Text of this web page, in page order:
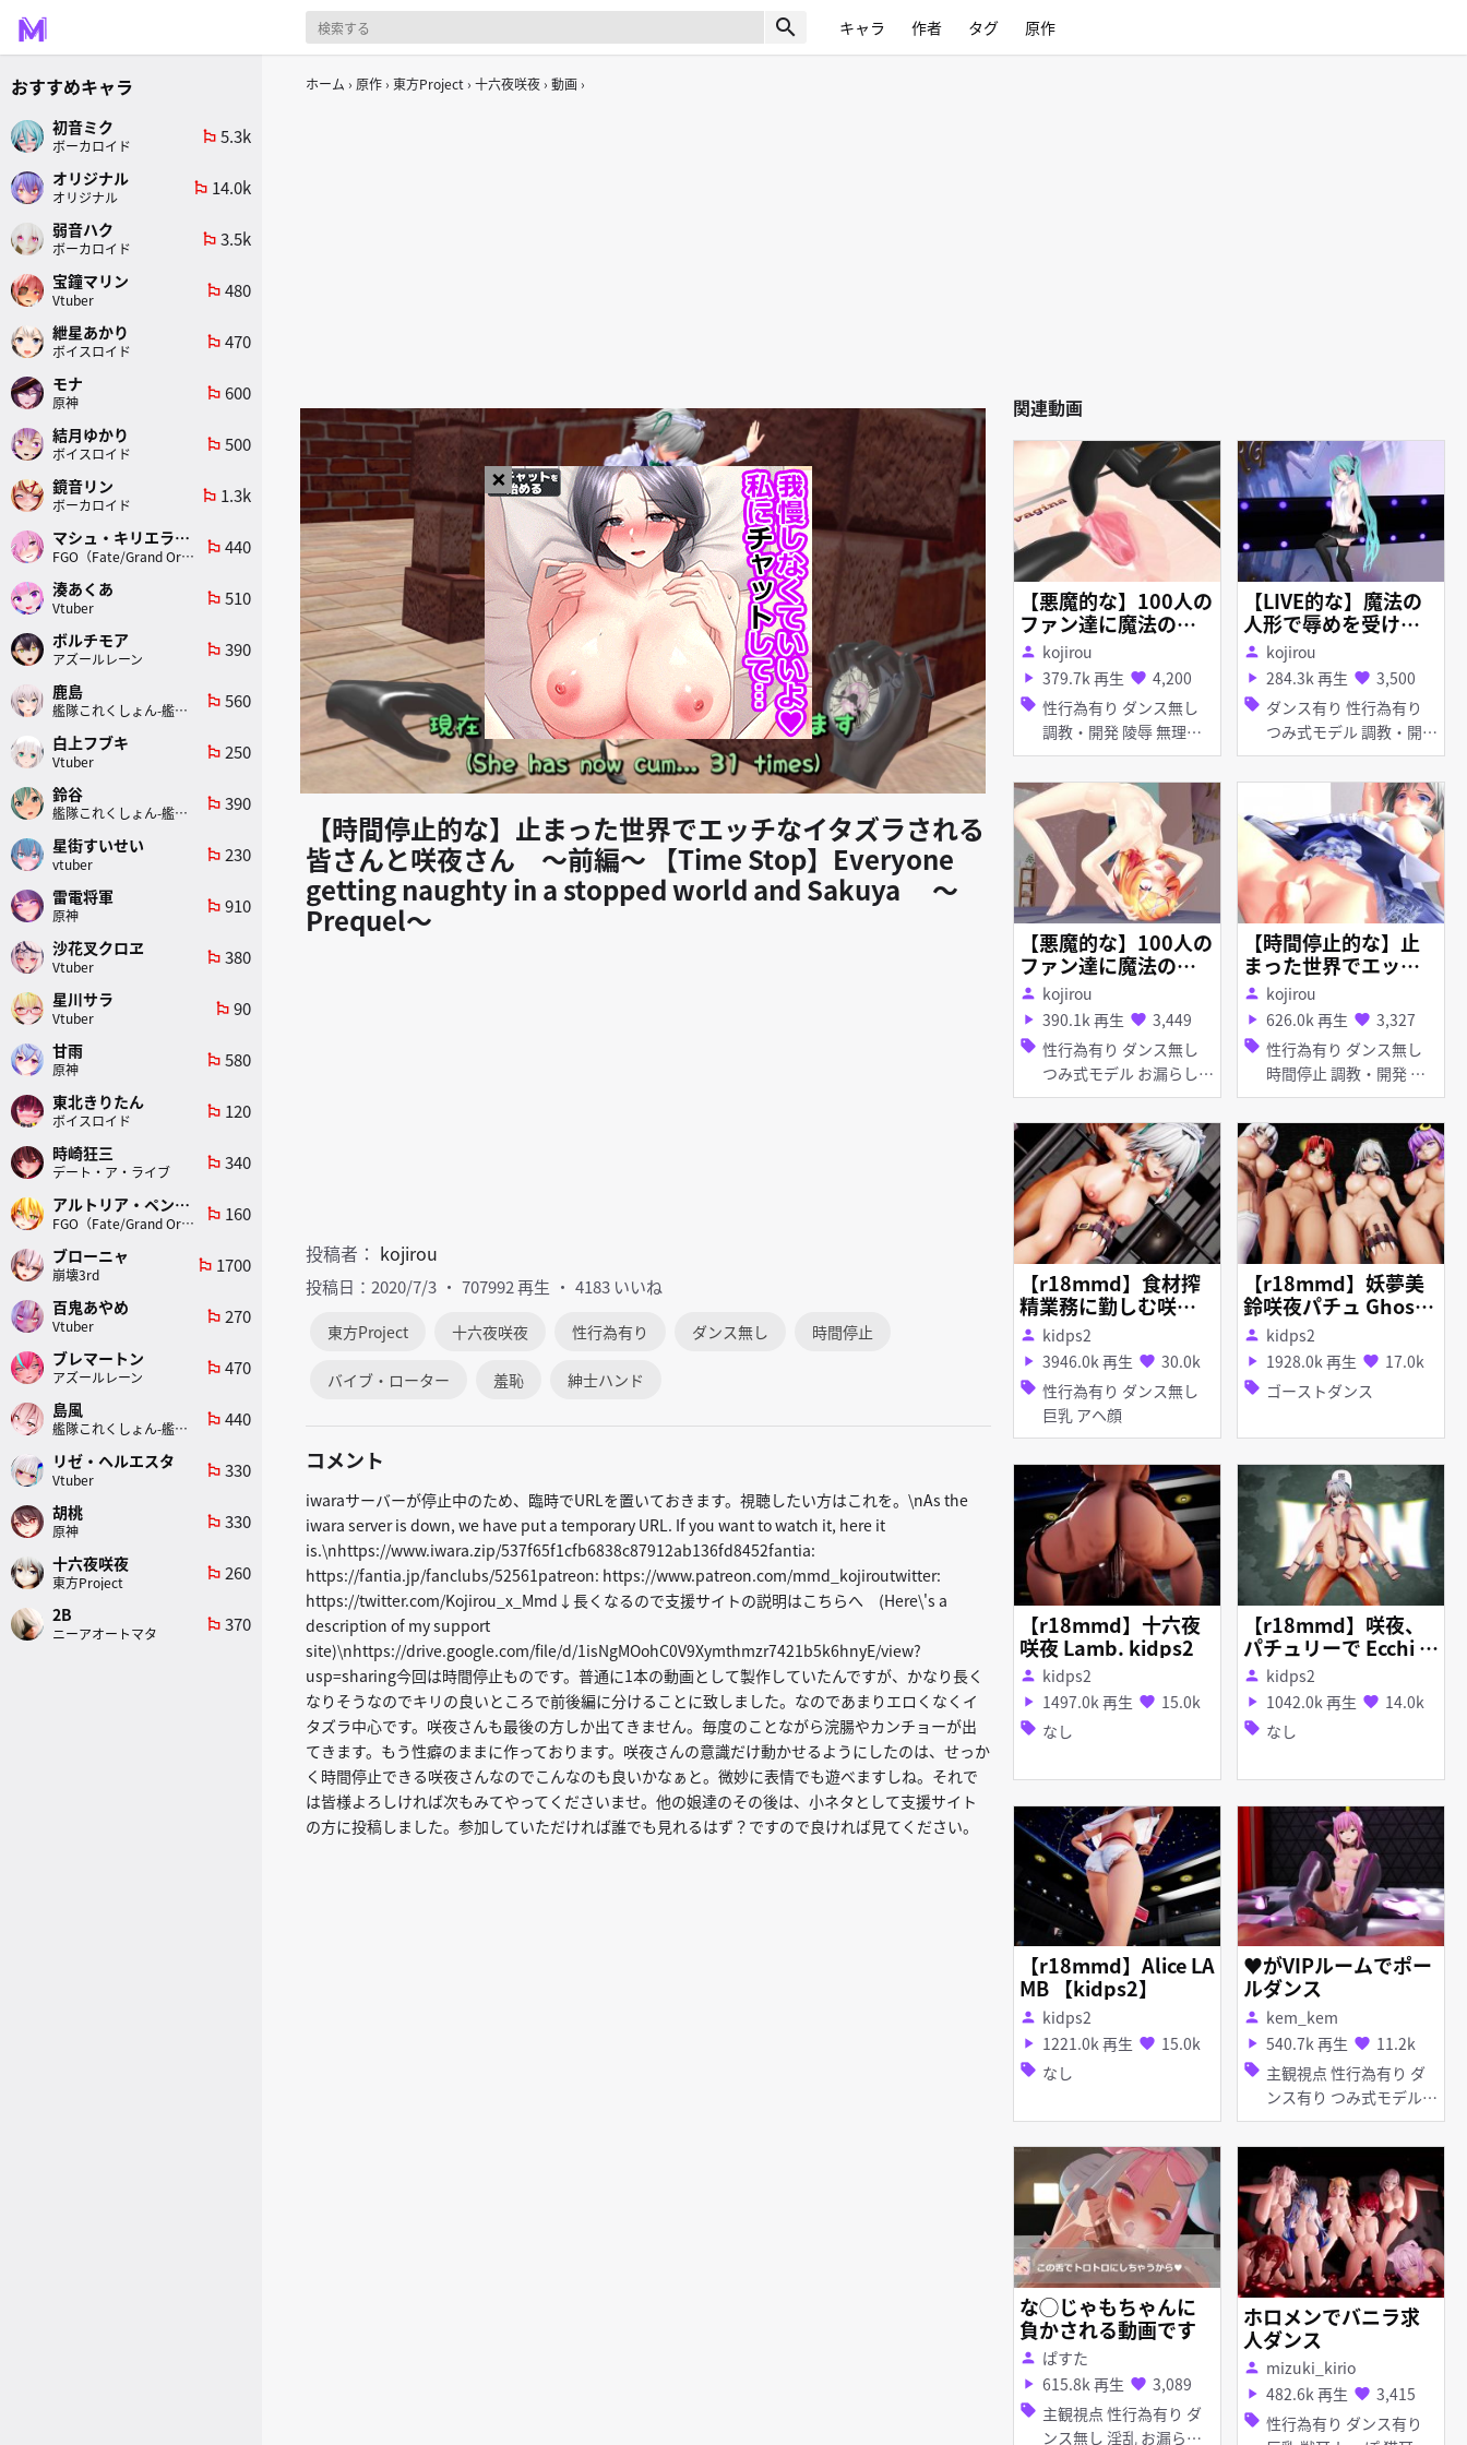
search キャラ 作者 タグ 原作
ホーム 原作 東方Project 十六夜咲夜 動画
play_arrow
×
【時間停止的な】止まった世界でエッチなイタズラされる
皆さんと咲夜さん ～前編～ 【Time Stop】Everyone
getting naughty in a stopped world and Sakuya ～
Prequel～
投稿者： kojirou
投稿日：2020/7/3 707992 再生 4183 いいね
東方Project 十六夜咲夜 性行為有り ダンス無し 時間停止
バイブ・ローター 羞恥 紳士ハンド
コメント
iwaraサーバーが停止中のため、臨時でURLを置いておきます。視聴したい方はこれを。\nAs the
iwara server is down, we have put a temporary URL. If you want to watch it, here it
is.\nhttps://www.iwara.zip/537f65f1cfb6838c87912ab136fd8452fantia:
https://fantia.jp/fanclubs/52561patreon: https://www.patreon.com/mmd_kojiroutwitter:
https://twitter.com/Kojirou_x_Mmd↓長くなるので支援サイトの説明はこちらへ (Here\'s a
description of my support
site)\nhttps://drive.google.com/file/d/1isNgMOohC0V9Xymthmzr7421b5k6hnyE/view?
usp=sharing今回は時間停止ものです。普通に1本の動画として製作していたんですが、かなり長く
なりそうなのでキリの良いところで前後編に分けることに致しました。なのであまりエロくなくイ
タズラ中心です。咲夜さんも最後の方しか出てきません。毎度のことながら浣腸やカンチョーが出
てきます。もう性癖のままに作っております。咲夜さんの意識だけ動かせるようにしたのは、せっか
く時間停止できる咲夜さんなのでこんなのも良いかなぁと。微妙に表情でも遊べますしね。それで
は皆様よろしければ次もみてやってくださいませ。他の娘達のその後は、小ネタとして支援サイト
の方に投稿しました。参加していただければ誰でも見れるはず？ですので良ければ見てください。
関連動画
【悪魔的な】100人の
ファン達に魔法のタ
ブレットでイタズラ
されちゃうリンちゃ
ん ～ミクの復讐①
～ 前編 [Satanic]
Rin gets pranked by
100 fans with a mag
ic tablet - Miku\'s Re
venge①～Prequel～
person kojirou
play_arrow 379.7k 再生 favorite 4,200
sell 性行為有り ダンス無し
調教・開発 陵辱 無理や
り
【LIVE的な】魔法の
人形で辱めを受けるm
ikuさん Miku who is
humiliated by a ma
gic doll 【concer
t】
person kojirou
play_arrow 284.3k 再生 favorite 3,500
sell ダンス有り 性行為有り
つみ式モデル 調教・開発
妊娠・ボテ腹 媚薬 アヘ
顔 羞恥 紳士ハンド
【悪魔的な】100人の
ファン達に魔法のタ
ブレットでイタズラ
されちゃうリンちゃ
ん ～ミクの復讐①
～ 後編[Satanic] Ri
n gets pranked by 1
00 fans with a magi
c tablet - Miku\'s Re
venge①～Last part
～
person kojirou
play_arrow 390.1k 再生 favorite 3,449
sell 性行為有り ダンス無し
つみ式モデル お漏らし・
潮吹き
【時間停止的な】止
まった世界でエッチ
なイタズラされる皆
さんと咲夜さん ～
後編～ 【Time Sto
p】Everyone gettin
g naughty in a stop
ped world and Saku
ya ～sequel～
person kojirou
play_arrow 626.0k 再生 favorite 3,327
sell 性行為有り ダンス無し
時間停止 調教・開発 無
理やり 淫紋 巨乳 輪姦
【r18mmd】食材搾
精業務に勤しむ咲夜
さん
person kidps2
play_arrow 3946.0k 再生 favorite 30.0k
sell 性行為有り ダンス無し
巨乳 アヘ顔
【r18mmd】妖夢美
鈴咲夜パチュ Ghost
dance
person kidps2
play_arrow 1928.0k 再生 favorite 17.0k
sell ゴーストダンス
【r18mmd】十六夜
咲夜 Lamb. kidps2
person kidps2
play_arrow 1497.0k 再生 favorite 15.0k
sell なし
【r18mmd】咲夜、
パチュリーで Ecchi M
onster
person kidps2
play_arrow 1042.0k 再生 favorite 14.0k
sell なし
【r18mmd】Alice LA
MB 【kidps2】
person kidps2
play_arrow 1221.0k 再生 favorite 15.0k
sell なし
♥がVIPルームでポー
ルダンス
person kem_kem
play_arrow 540.7k 再生 favorite 11.2k
sell 主観視点 性行為有り ダ
ンス有り つみ式モデル
淫乱 ピアス・装飾品 足
コキ 手コキ パイズリ 女
性上位
な◯じゃもちゃんに
負かされる動画です
person ぱすた
play_arrow 615.8k 再生 favorite 3,089
sell 主観視点 性行為有り ダ
ンス無し 淫乱 お漏ら
ホロメンでバニラ求
人ダンス
person mizuki_kirio
play_arrow 482.6k 再生 favorite 3,415
sell 性行為有り ダンス有り
おすすめキャラ
初音ミク
ボーカロイド
emoji_flags 5.3k
オリジナル
オリジナル
emoji_flags 14.0k
弱音ハク
ボーカロイド
emoji_flags 3.5k
宝鐘マリン
Vtuber
emoji_flags 480
紲星あかり
ボイスロイド
emoji_flags 470
モナ
原神
emoji_flags 600
結月ゆかり
ボイスロイド
emoji_flags 500
鏡音リン
ボーカロイド
emoji_flags 1.3k
マシュ・キリエライト
FGO（Fate/Grand Order）
emoji_flags 440
湊あくあ
Vtuber
emoji_flags 510
ボルチモア
アズールレーン
emoji_flags 390
鹿島
艦隊これくしょん-艦これ-
emoji_flags 560
白上フブキ
Vtuber
emoji_flags 250
鈴谷
艦隊これくしょん-艦これ-
emoji_flags 390
星街すいせい
vtuber
emoji_flags 230
雷電将軍
原神
emoji_flags 910
沙花叉クロヱ
Vtuber
emoji_flags 380
星川サラ
Vtuber
emoji_flags 90
甘雨
原神
emoji_flags 580
東北きりたん
ボイスロイド
emoji_flags 120
時崎狂三
デート・ア・ライブ
emoji_flags 340
アルトリア・ペンドラゴン(ランサー)
FGO（Fate/Grand Order）
emoji_flags 160
ブローニャ
崩壊3rd
emoji_flags 1700
百鬼あやめ
Vtuber
emoji_flags 270
ブレマートン
アズールレーン
emoji_flags 470
島風
艦隊これくしょん-艦これ-
emoji_flags 440
リゼ・ヘルエスタ
Vtuber
emoji_flags 330
胡桃
原神
emoji_flags 330
十六夜咲夜
東方Project
emoji_flags 260
2B
ニーアオートマタ
emoji_flags 370